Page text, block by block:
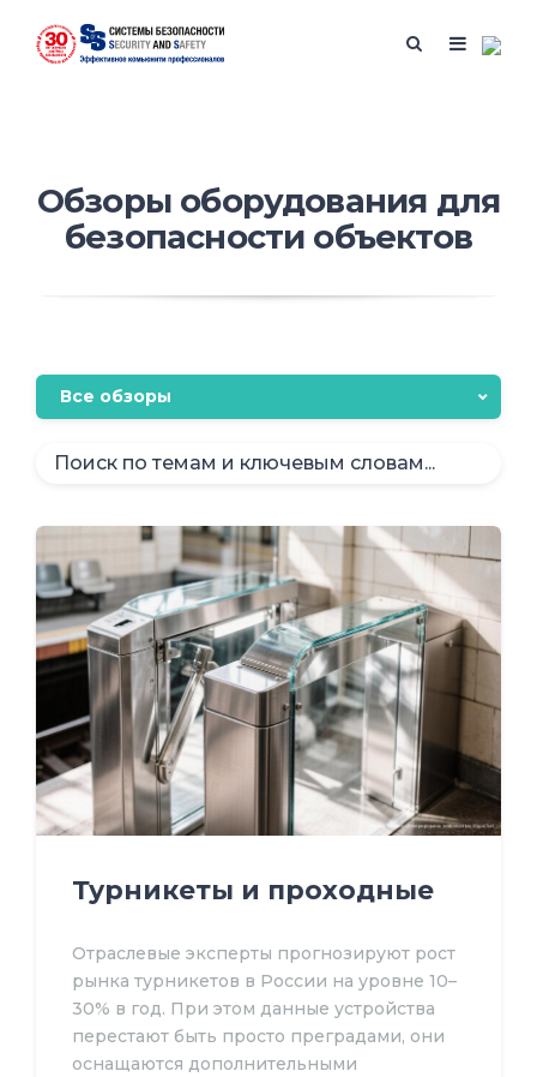
Обзоры оборудования для
безопасности объектов
Все обзоры
Турникеты и проходные
Отраслевые эксперты прогнозируют рост
рынка турникетов в России на уровне 10–
30% в год. При этом данные устройства
перестают быть просто преградами, они
оснащаются дополнительными